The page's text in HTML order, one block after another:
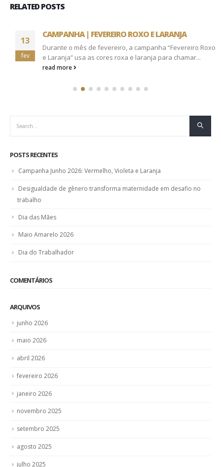
RELATEDPOSTS
13
fev
CAMPANHA | FEVEREIRO ROXO E LARANJA
Durante o mês de fevereiro, a campanha “Fevereiro Roxo
e Laranja” usa as cores roxa e laranja para chamar...
read more
POSTS RECENTES
Campanha Junho 2026: Vermelho, Violeta e Laranja
Desigualdade de gênero transforma maternidade em desafio no
trabalho
Dia das Mães
Maio Amarelo 2026
Dia do Trabalhador
COMENTÁRIOS
ARQUIVOS
junho 2026
maio 2026
abril 2026
fevereiro 2026
janeiro 2026
novembro 2025
setembro 2025
agosto 2025
julho 2025